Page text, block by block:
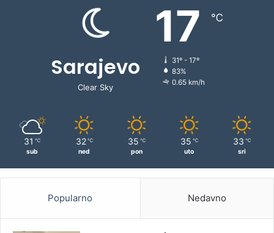
Sarajevo
Clear Sky
17 ℃
31º - 17º
83%
0.65 km/h
31 ℃
sub
32 ℃
ned
35 ℃
pon
35 ℃
uto
33 ℃
sri
Popularno Nedavno